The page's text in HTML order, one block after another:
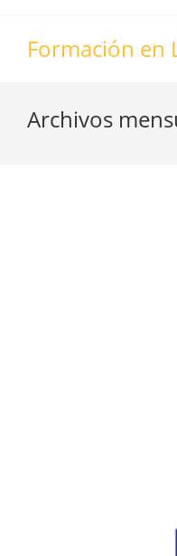
contenidoFormación en
Archivos